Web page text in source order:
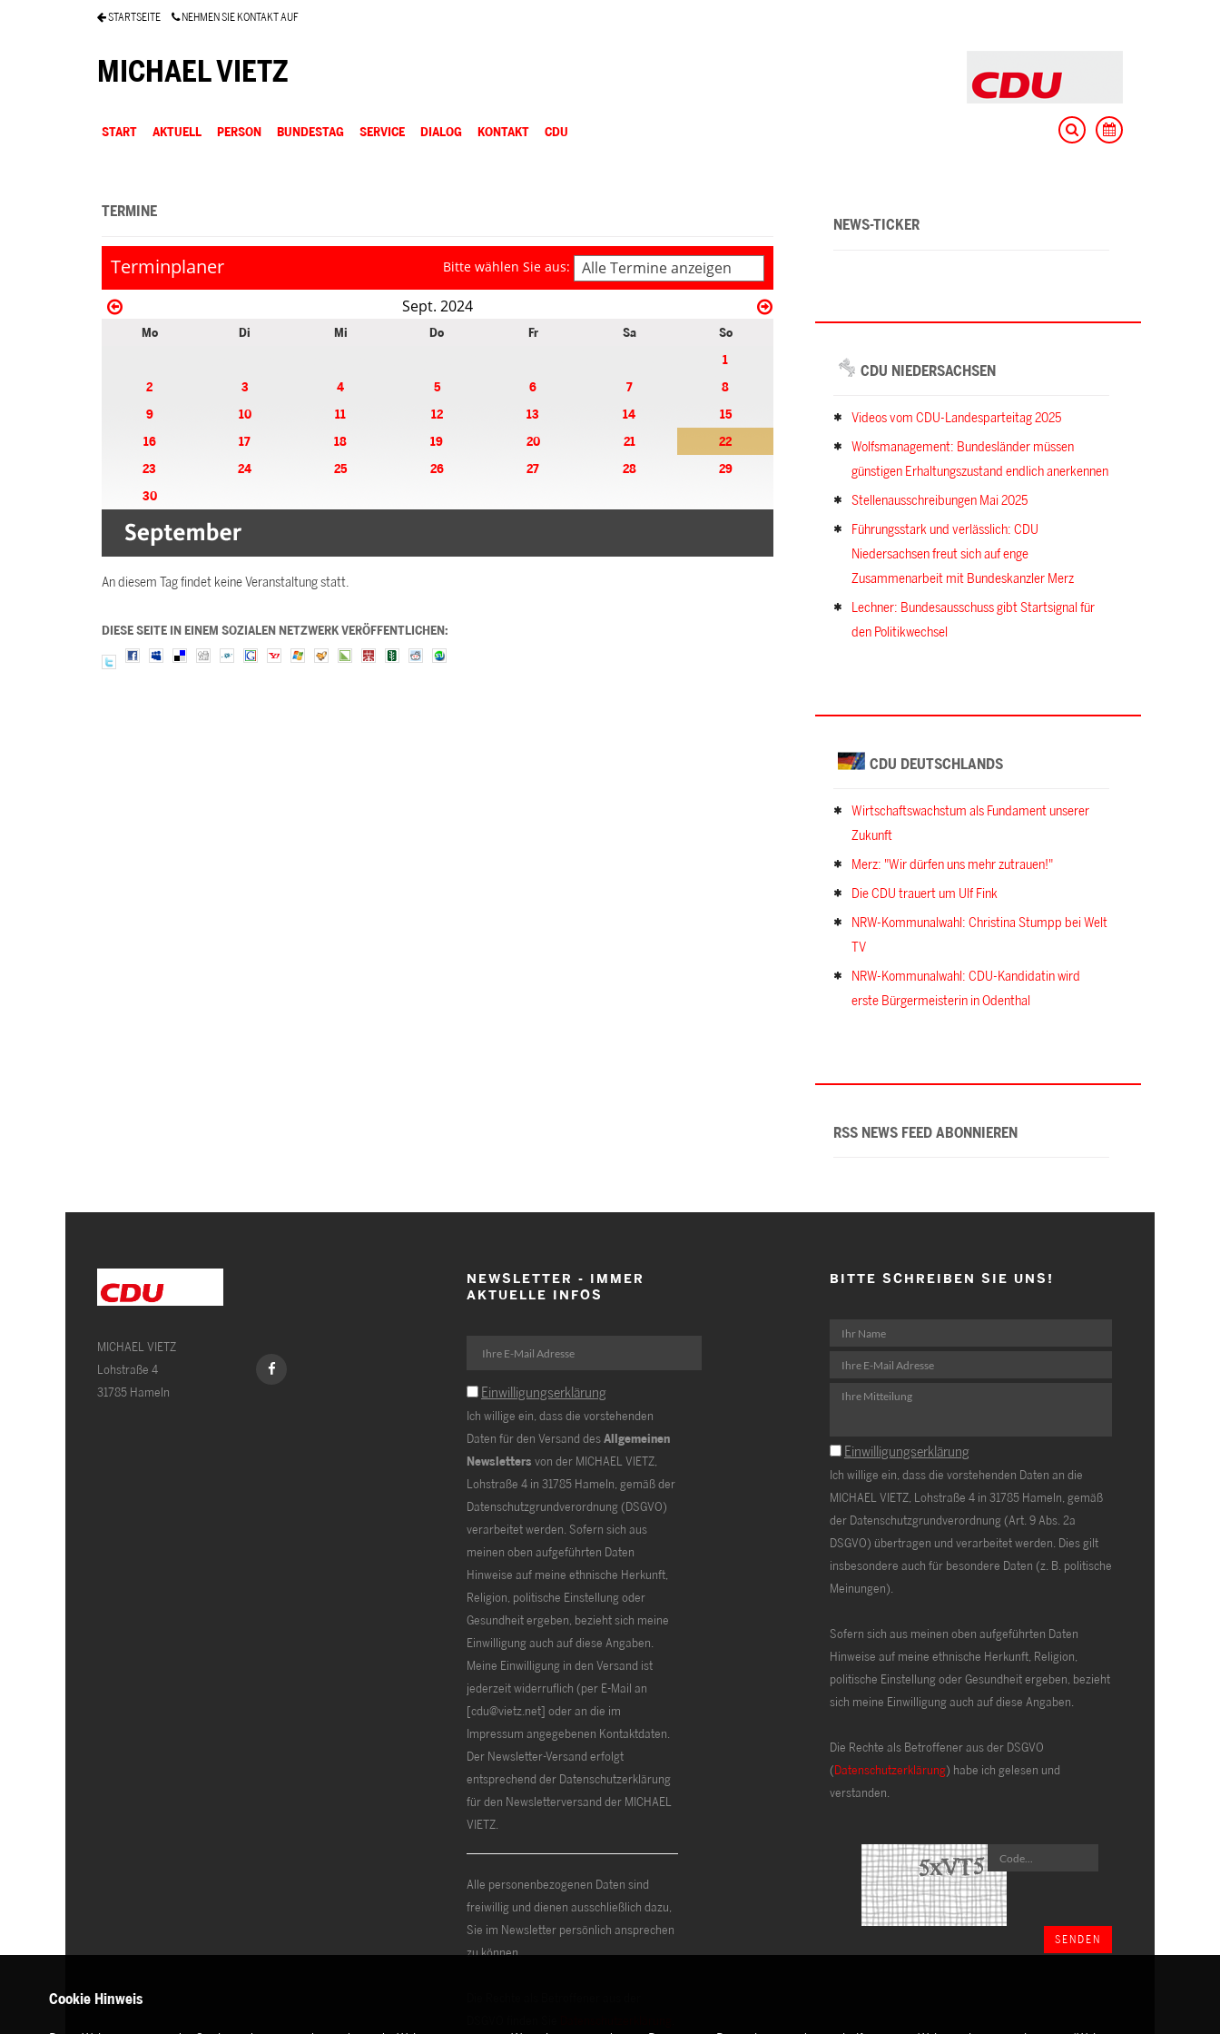
STARTSEITE NEHMEN SIE KONTAKT AUF
MICHAEL VIETZ
START AKTUELL PERSON BUNDESTAG SERVICE DIALOG KONTAKT CDU
TERMINE
Terminplaner Bitte wählen Sie aus:
Alle Termine anzeigen
Sept. 2024
Mo Di Mi Do Fr Sa
So
1
2
3 4 5 6 7
8
9
10 11 12 13 14
15
16
17 18 19 20 21
22
23
24 25 26 27 28
29
30
An diesem Tag findet keine Veranstaltung statt.
DIESE SEITE IN EINEM SOZIALEN NETZWERK VERÖFFENTLICHEN:
NEWS-TICKER
CDU NIEDERSACHSEN
Videos vom CDU-Landesparteitag 2025
Wolfsmanagement: Bundesländer müssen
günstigen Erhaltungszustand endlich anerkennen
Stellenausschreibungen Mai 2025
Führungsstark und verlässlich: CDU
Niedersachsen freut sich auf enge
Zusammenarbeit mit Bundeskanzler Merz
Lechner: Bundesausschuss gibt Startsignal für
den Politikwechsel
CDU DEUTSCHLANDS
Wirtschaftswachstum als Fundament unserer
Zukunft
Merz: "Wir dürfen uns mehr zutrauen!"
Die CDU trauert um Ulf Fink
NRW-Kommunalwahl: Christina Stumpp bei Welt
TV
NRW-Kommunalwahl: CDU-Kandidatin wird
erste Bürgermeisterin in Odenthal
RSS NEWS FEED ABONNIEREN
MICHAEL VIETZ
Lohstraße 4
31785 Hameln
NEWSLETTER - IMMER
AKTUELLE INFOS
Einwilligungserklärung
Ich willige ein, dass die vorstehenden
Daten für den Versand desAllgemeinen
Newsletters von der MICHAEL VIETZ,
Lohstraße 4 in 31785 Hameln, gemäß der
Datenschutzgrundverordnung (DSGVO)
verarbeitet werden. Sofern sich aus
meinen oben aufgeführten Daten
Hinweise auf meine ethnische Herkunft,
Religion, politische Einstellung oder
Gesundheit ergeben, bezieht sich meine
Einwilligung auch auf diese Angaben.
Meine Einwilligung in den Versand ist
jederzeit widerruflich (per E-Mail an
[cdu@vietz.net] oder an die im
Impressum angegebenen Kontaktdaten.
Der Newsletter-Versand erfolgt
entsprechend der Datenschutzerklärung
für den Newsletterversand der MICHAEL
VIETZ.
Alle personenbezogenen Daten sind
freiwillig und dienen ausschließlich dazu,
Sie im Newsletter persönlich ansprechen
zu können.
BITTE SCHREIBEN SIE UNS!
Einwilligungserklärung
Ich willige ein, dass die vorstehenden Daten an die
MICHAEL VIETZ, Lohstraße 4 in 31785 Hameln, gemäß
der Datenschutzgrundverordnung (Art. 9 Abs. 2a
DSGVO) übertragen und verarbeitet werden. Dies gilt
insbesondere auch für besondere Daten (z. B. politische
Meinungen).
Sofern sich aus meinen oben aufgeführten Daten
Hinweise auf meine ethnische Herkunft, Religion,
politische Einstellung oder Gesundheit ergeben, bezieht
sich meine Einwilligung auch auf diese Angaben.
Die Rechte als Betroffener aus der DSGVO
(Datenschutzerklärung) habe ich gelesen und
verstanden.
SENDEN
Cookie Hinweis